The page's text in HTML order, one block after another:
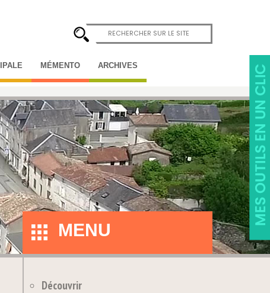
MÉMENTO ARCHIVES
MENU
Découvrir